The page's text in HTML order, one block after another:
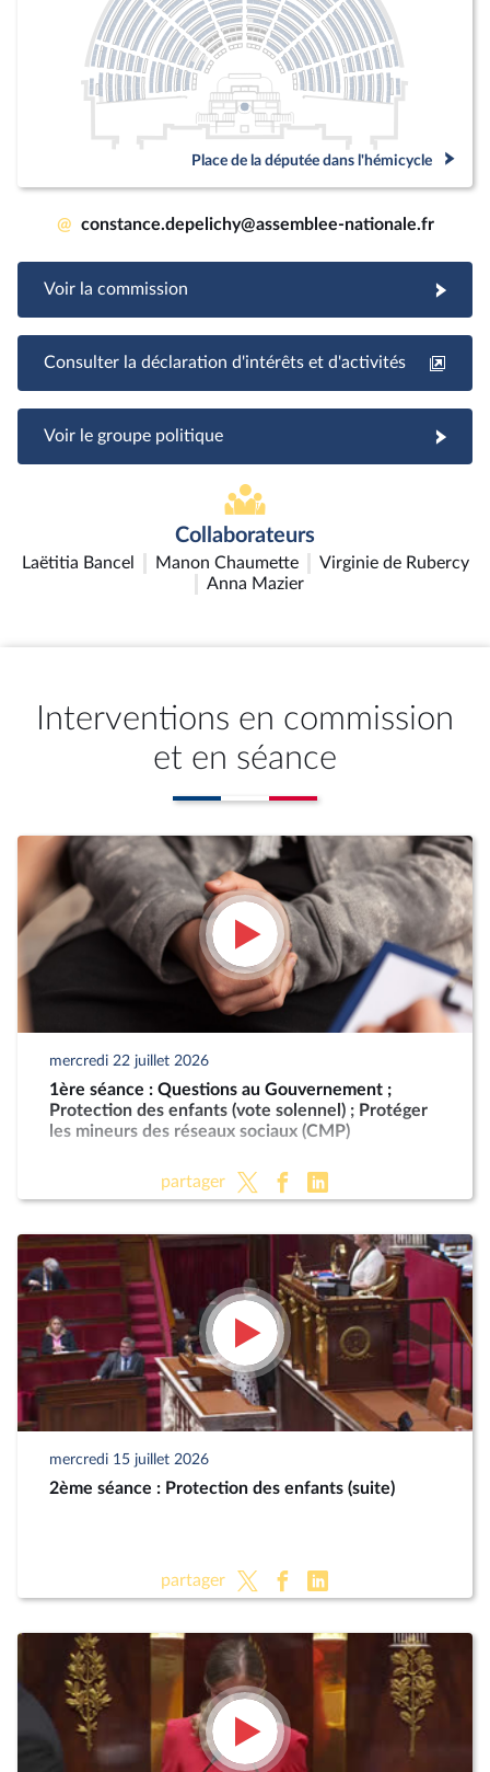
Place de la députée dans l'hémicycle
@ constance.depelichy@assemblee-nationale.fr
Voir la commission
Consulter la déclaration d'intérêts et d'activités
Voir le groupe politique
Collaborateurs
Laëtitia Bancel Manon Chaumette
Virginie de Rubercy
Anna Mazier
Interventions en commission
et en séance
mercredi 22 juillet 2026
1ère séance : Questions au Gouvernement ;
Protection des enfants (vote solennel) ; Protéger
les mineurs des réseaux sociaux (CMP)
partager
mercredi 15 juillet 2026
2ème séance : Protection des enfants (suite)
partager